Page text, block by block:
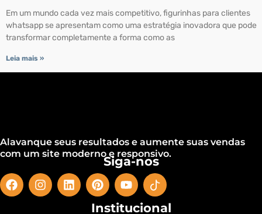
Em um mundo cada vez mais competitivo, figurinhas para clientes
whatsapp se apresentam como uma estratégia inovadora que pode
transformar completamente a forma como as
Leia mais »
Alavanque seus resultados e aumente suas vendas
com um site moderno e responsivo.
Siga-nos
Institucional